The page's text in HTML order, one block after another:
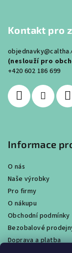
Kontakt pro
(neslouží pro
+420 602 186 699
Informace
O nás
Naše výrobky
Pro firmy
O nákupu
Obchodní podmínky
Bezobalové
Doprava a platba